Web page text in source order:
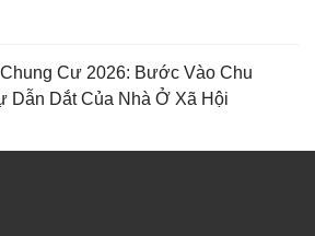
Cư 2026: Bước Vào Chu
Dẫn Dắt Của Nhà Ở Xã Hội